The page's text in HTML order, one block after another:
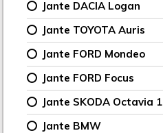
Jante DACIA Logan
Jante TOYOTA Auris
Jante FORD Mondeo
Jante FORD Focus
Jante SKODA Octavia 1
Jante BMW